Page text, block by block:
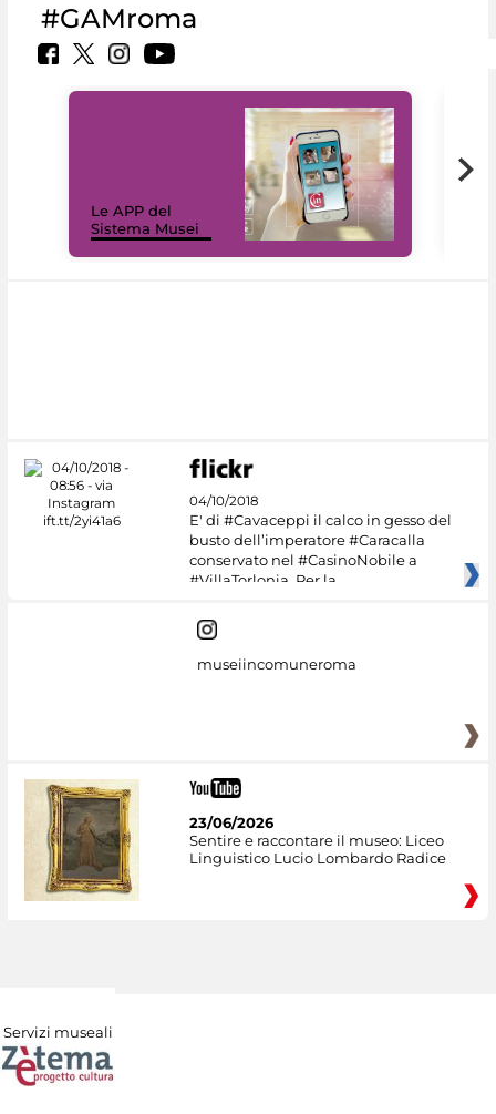
#GAMroma
Le APP del
Sistema Musei
04/10/2018
E' di #Cavaceppi il calco in gesso del
busto dell’imperatore #Caracalla
conservato nel #CasinoNobile a
#VillaTorlonia. Per la
museiincomuneroma
23/06/2026
Sentire e raccontare il museo: Liceo
Linguistico Lucio Lombardo Radice
Servizi museali